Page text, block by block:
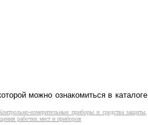
можно ознакомиться в каталоге
измерительные приборы и средства защиты,
рабочих мест и приборов